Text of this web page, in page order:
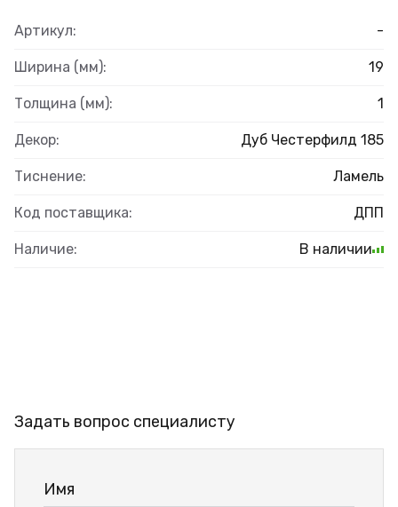
Артикул: -
Ширина (мм): 19
Толщина (мм): 1
Декор: Дуб Честерфилд 185
Тиснение: Ламель
Код поставщика: ДПП
Наличие: В наличии
Задать вопрос специалисту
Имя